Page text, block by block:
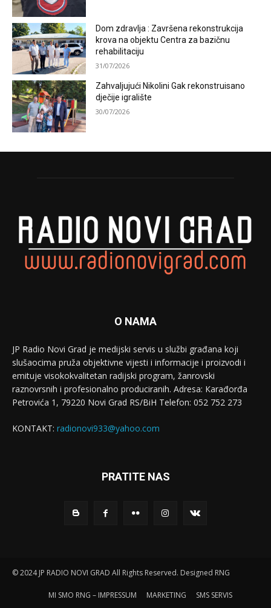
Dom zdravlja : Završena rekonstrukcija
krova na objektu Centra za bazičnu
rehabilitaciju
31/07/2026
Zahvaljujući Nikolini Gak rekonstruisano
dječije igralište
30/07/2026
O NAMA
JP Radio Novi Grad je medijski servis u službi građana koji
slušaocima pruža objektivne vijesti i informacije i proizvodi i
emituje visokokvalitetan radijski program, žanrovski
raznovrsnih i profesionalno produciranih. Adresa: Кarađorđa
Petrovića 1, 79220 Novi Grad RS/BiH Telefon: 052 752 273
KONTAKT: radionovi933@yahoo.com
PRATITE NAS
© 2024 JP RADIO NOVI GRAD All Rights Reserved. Designed RNG
MI SMO RNG – IMPRESSUM MARKETING SMS SERVIS